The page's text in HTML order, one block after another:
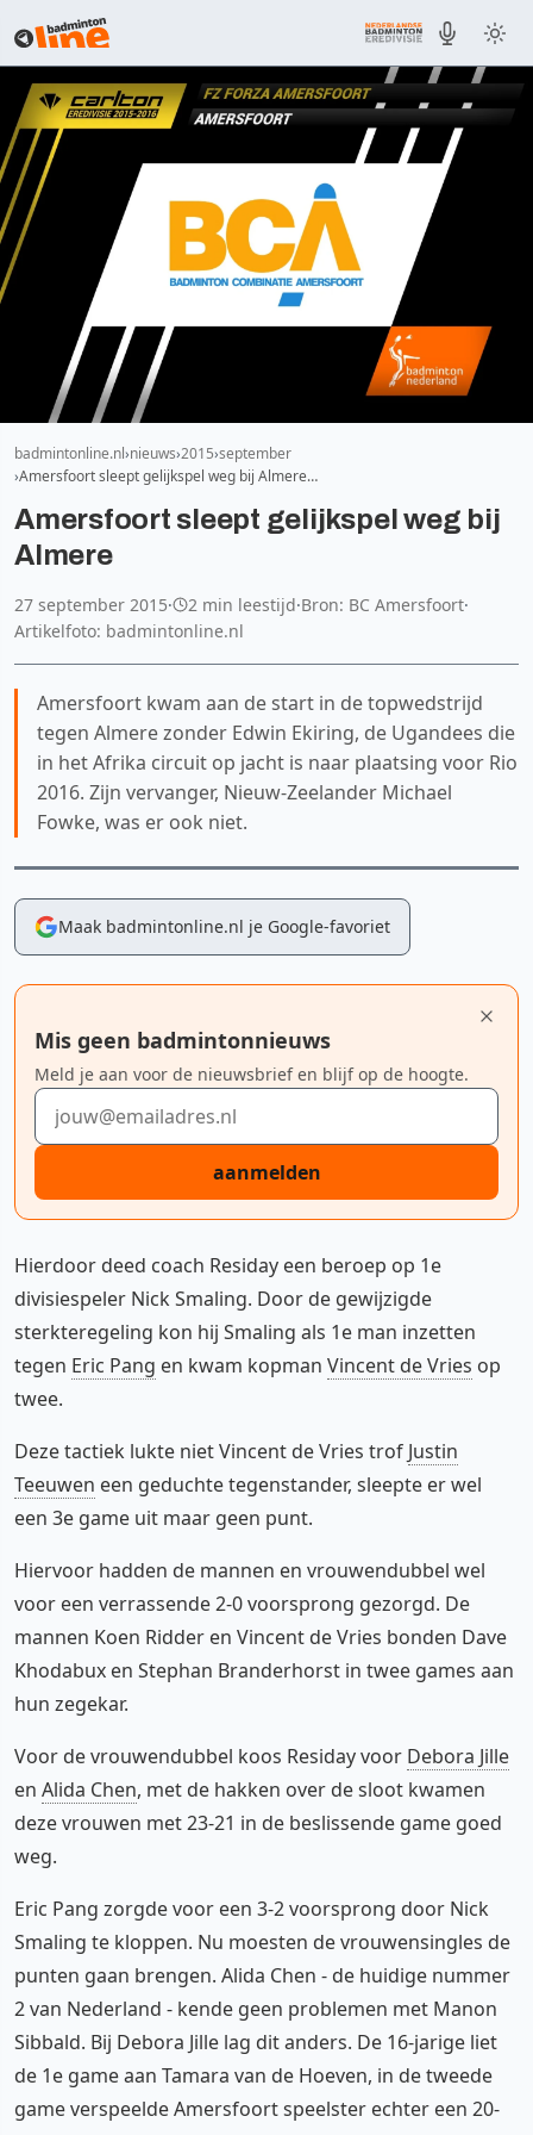
badmintonline.nl nieuws 2015 september
Amersfoort sleept gelijkspel weg bij Almere…
Amersfoort sleept gelijkspel weg bij
Almere
27 september 2015· 2 min leestijd·Bron: BC Amersfoort·
Artikelfoto: badmintonline.nl
Amersfoort kwam aan de start in de topwedstrijd
tegen Almere zonder Edwin Ekiring, de Ugandees die
in het Afrika circuit op jacht is naar plaatsing voor Rio
2016. Zijn vervanger, Nieuw-Zeelander Michael
Fowke, was er ook niet.
Maak badmintonline.nl je Google-favoriet
Mis geen badmintonnieuws
Meld je aan voor de nieuwsbrief en blijf op de hoogte.
E-mailadres
aanmelden
Hierdoor deed coach Residay een beroep op 1e
divisiespeler Nick Smaling. Door de gewijzigde
sterkteregeling kon hij Smaling als 1e man inzetten
tegen Eric Pang en kwam kopman Vincent de Vries op
twee.
Deze tactiek lukte niet Vincent de Vries trof Justin
Teeuwen een geduchte tegenstander, sleepte er wel
een 3e game uit maar geen punt.
Hiervoor hadden de mannen en vrouwendubbel wel
voor een verrassende 2-0 voorsprong gezorgd. De
mannen Koen Ridder en Vincent de Vries bonden Dave
Khodabux en Stephan Branderhorst in twee games aan
hun zegekar.
Voor de vrouwendubbel koos Residay voor Debora Jille
en Alida Chen, met de hakken over de sloot kwamen
deze vrouwen met 23-21 in de beslissende game goed
weg.
Eric Pang zorgde voor een 3-2 voorsprong door Nick
Smaling te kloppen. Nu moesten de vrouwensingles de
punten gaan brengen. Alida Chen - de huidige nummer
2 van Nederland - kende geen problemen met Manon
Sibbald. Bij Debora Jille lag dit anders. De 16-jarige liet
de 1e game aan Tamara van de Hoeven, in de tweede
game verspeelde Amersfoort speelster echter een 20-